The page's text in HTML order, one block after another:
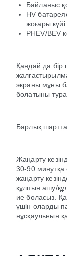
Байланыс
HV
жоғары күйі.
PHEV/BEV
Қандай да бір
экраны мұны
болатыны
Барлық
Жаңарту
30-90 минутқа
жаңарту
құлпын ашу/
ие боласыз.
үшін оларды
нұсқаулығын